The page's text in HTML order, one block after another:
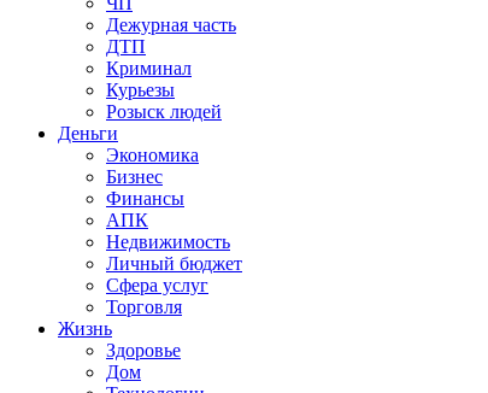
Дежурная часть
ДТП
Криминал
Курьезы
Розыск людей
Деньги
Экономика
Бизнес
Финансы
АПК
Недвижимость
Личный бюджет
Сфера услуг
Торговля
Жизнь
Здоровье
Дом